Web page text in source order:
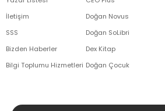
İletişim
SSS
Bizden Haberler
Bilgi Toplumu Hizmetleri
Doğan Novus
Doğan SoLibri
Dex Kitap
Doğan Çocuk